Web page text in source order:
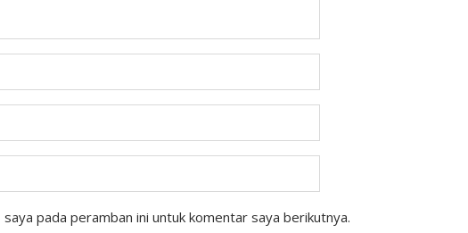
pada peramban ini untuk komentar saya berikutnya.